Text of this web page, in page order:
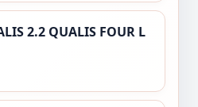
2.2 QUALIS FOUR L